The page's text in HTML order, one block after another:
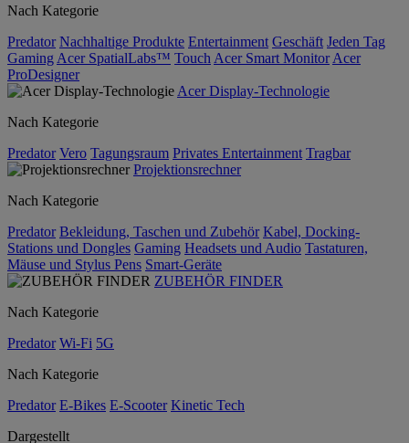
Nach Kategorie
Predator Nachhaltige Produkte Entertainment Geschäft Jeden Tag
Gaming Acer SpatialLabs™ Touch Acer Smart Monitor Acer
ProDesigner
Acer Display-Technologie
Nach Kategorie
Predator Vero Tagungsraum Privates Entertainment Tragbar
Projektionsrechner
Nach Kategorie
Predator Bekleidung, Taschen und Zubehör Kabel, Docking-
Stations und Dongles Gaming Headsets und Audio Tastaturen,
Mäuse und Stylus Pens Smart-Geräte
ZUBEHÖR FINDER
Nach Kategorie
Predator Wi-Fi 5G
Nach Kategorie
Predator E-Bikes E-Scooter Kinetic Tech
Dargestellt